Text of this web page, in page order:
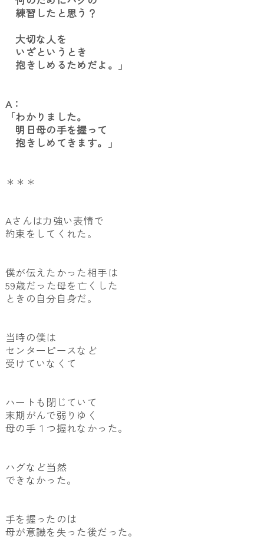
練習したと思う？
大切な人を
いざというとき
抱きしめるためだよ。」
A：
「わかりました。
明日母の手を握って
抱きしめてきます。」
＊＊＊
Aさんは力強い表情で
約束をしてくれた。
僕が伝えたかった相手は
59歳だった母を亡くした
ときの自分自身だ。
当時の僕は
センターピースなど
受けていなくて
ハートも閉じていて
末期がんで弱りゆく
母の手１つ握れなかった。
ハグなど当然
できなかった。
手を握ったのは
母が意識を失った後だった。